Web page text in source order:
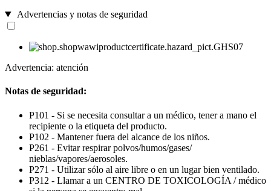
Advertencias y notas de seguridad
Advertencia: atención
Notas de seguridad:
P101 - Si se necesita consultar a un médico, tener a mano el
recipiente o la etiqueta del producto.
P102 - Mantener fuera del alcance de los niños.
P261 - Evitar respirar polvos/humos/gases/
nieblas/vapores/aerosoles.
P271 - Utilizar sólo al aire libre o en un lugar bien ventilado.
P312 - Llamar a un CENTRO DE TOXICOLOGÍA / médico